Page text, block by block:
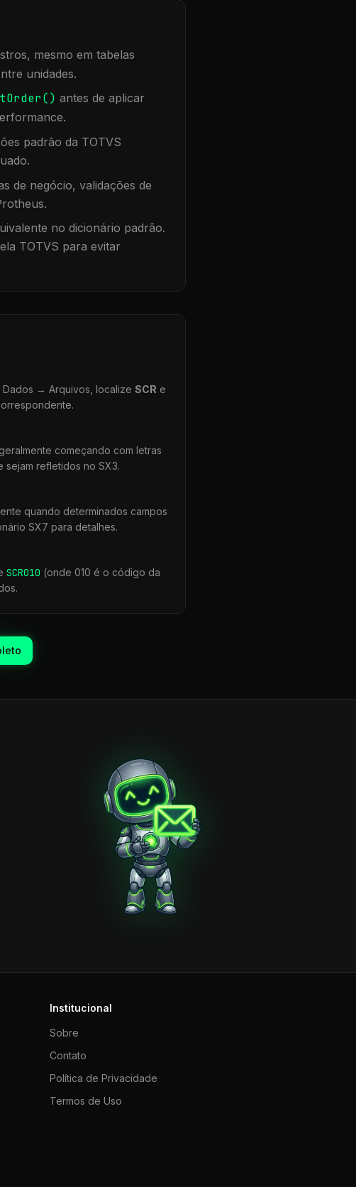
mesmo em tabelas
unidades.
antes de aplicar
padrão da TOTVS
de negócio, validações de
no dicionário padrão.
TOTVS para evitar
→ Arquivos, localize SCR e
começando com letras
refletidos no SX3.
quando determinados campos
SX7 para detalhes.
SCR010 (onde 010 é o código da
Institucional
Sobre
Contato
Política de Privacidade
Termos de Uso